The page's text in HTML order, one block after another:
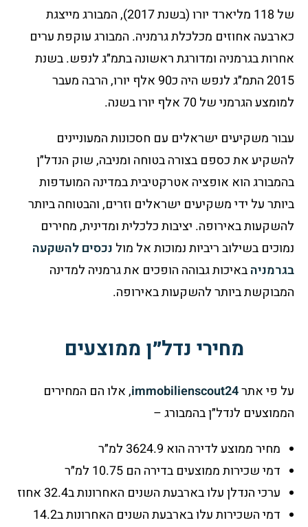
של 118 מליארד יורו (בשנת 2017), המבורג מייצגת
כארבעה אחוזים מכלכלת גרמניה. המבורג עוקפת ערים
אחרות בגרמניה ומדורגת ראשונה בתמ״ג לנפש. בשנת
2015 התמ״ג לנפש היה כ90 אלף יורו, הרבה מעבר
למומצע הגרמני של 70 אלף יורו בשנה.
עבור משקיעים ישראלים עם חסכונות המעוניינים
להשקיע את כספם בצורה בטוחה ומניבה, שוק הנדל״ן
בהמבורג הוא אופציה אטרקטיבית במדינה המועדפות
ביותר על ידי משקיעים ישראלים וזרים,והבטוחה ביותר
להשקעות באירופה. יציבות כלכלית ומדינית, מחירים
נמוכים בשילוב ריביות נמוכות אל מול נכסים להשקעה
בגרמניהבאיכות גבוהה הופכים את גרמניה למדינה
המבוקשת ביותר להשקעות באירופה.
מחירי נדל״ן ממוצעים
על פי אתרimmobilienscout24, אלו הם המחירים
הממוצעים לנדל״ן בהמבורג –
מחיר ממוצע לדירה הוא 3624.9 למ״ר
דמי שכירות ממוצעים בדירה הם 10.75 למ״ר
ערכי הנדלן עלו בארבעת השנים האחרונות ב32.4 אחוז
דמי השכירות עלו בארבעת השנים האחרונות ב14.2